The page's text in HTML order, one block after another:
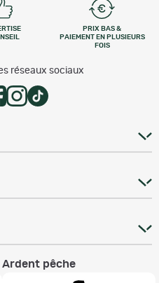
PRIX BAS &
PAIEMENT EN PLUSIEURS
FOIS
réseaux sociaux
Ardent pêche